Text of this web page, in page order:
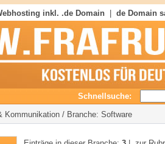
inkl. .de Domain de Domain
Schnellsuche:
Kommunikation / Branche: Software